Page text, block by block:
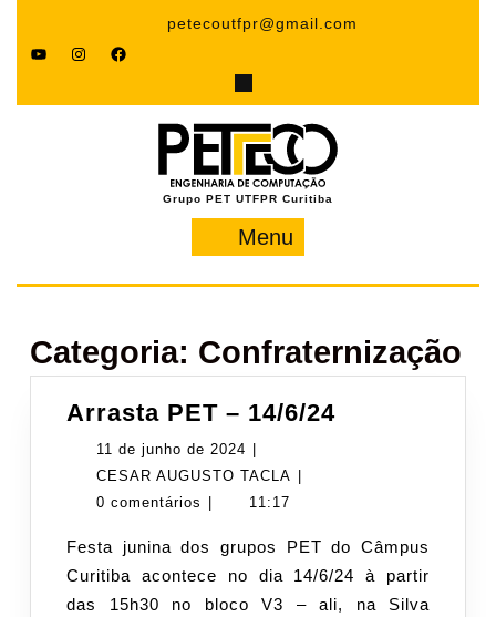
petecoutfpr@gmail.com
YouTubeInstagramFacebook
Grupo PET UTFPR Curitiba
Menu
Categoria: Confraternização
Arrasta PET – 14/6/24Arrasta
11 de junho de 2024 11
de
junho
2024
CESAR AUGUSTO TACLA CESAR
0 comentários
11:17
Festa junina dos grupos PET do Câmpus
Curitiba acontece no dia 14/6/24 à partir
das 15h30 no bloco V3 – ali, na Silva